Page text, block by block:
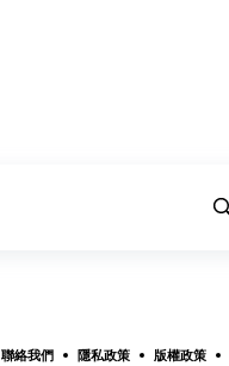
聯絡我們 隱私政策 版權政策